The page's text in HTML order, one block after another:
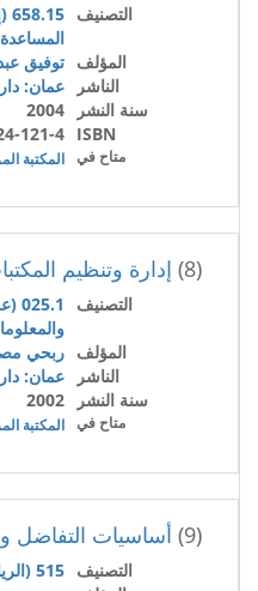
التصنيف
المؤلف توفيق
الناشر
عمان:
سنة النشر
2004
ISBN
121-4
متاح في المكتبة
(8) إدارة وتنظيم
التصنيف
المؤلف ربحي
الناشر
عمان:
سنة النشر
2002
متاح في المكتبة
(9) أساسيات التفاضل
التصنيف 515 (الرياضيات)